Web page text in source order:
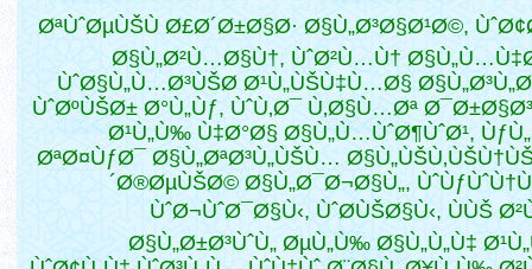
ØªÙˆØµÙŠÙ Ø£Ø´Ø±Ø§Ø· Ø§Ù„Ø³Ø§Ø¹Ø©,
Ø§Ù„Ø²Ù…Ø§Ù†, ÙˆØ²Ù…Ù†
ÙˆØ§Ù„Ù…Ø³ÙŠØ­ Ø¹Ù„ÙŠÙ‡Ù…Ø§
ÙˆØºÙŠØ± Ø°Ù„Ùƒ, ÙˆÙ‚Ø¯ Ù‚Ø§Ù…Øª
Ø¹Ù„Ù‰ Ù‡Ø°Ø§ Ø§Ù„Ù…ÙˆØ¶ÙˆØ¹,
ØªØ¤ÙƒØ¯ Ø§Ù„ØªØ³Ù„ÙŠÙ…
´Ø®ØµÙŠØ© Ø§Ù„Ø¯Ø¬Ø§Ù„,
ÙˆØ¬ÙˆØ¯Ø§Ù‹, ÙˆØ­ÙŠØ§Ù‹, ÙÙŠ
Ø§Ù„Ø±Ø³ÙˆÙ„ ØµÙ„Ù‰ Ø§Ù„Ù„Ù‡